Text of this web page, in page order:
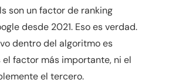
son un factor de ranking
desde 2021. Eso es verdad.
dentro del algoritmo es
factor más importante, ni el
el tercero.